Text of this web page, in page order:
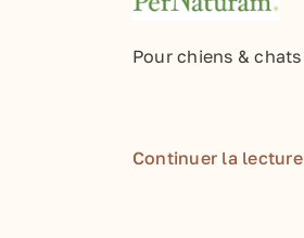
Pour chiens & chats
Continuer la lecture